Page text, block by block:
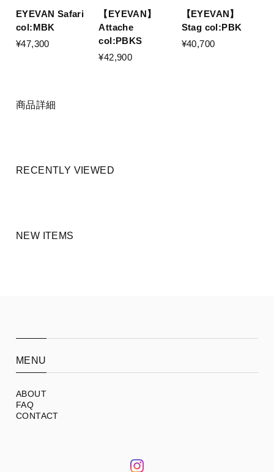
EYEVAN Safari
col:MBK
¥47,300
【EYEVAN】
Attache
col:PBKS
¥42,900
【EYEVAN】
Stag col:PBK
¥40,700
商品詳細
RECENTLY VIEWED
NEW ITEMS
MENU
ABOUT
FAQ
CONTACT